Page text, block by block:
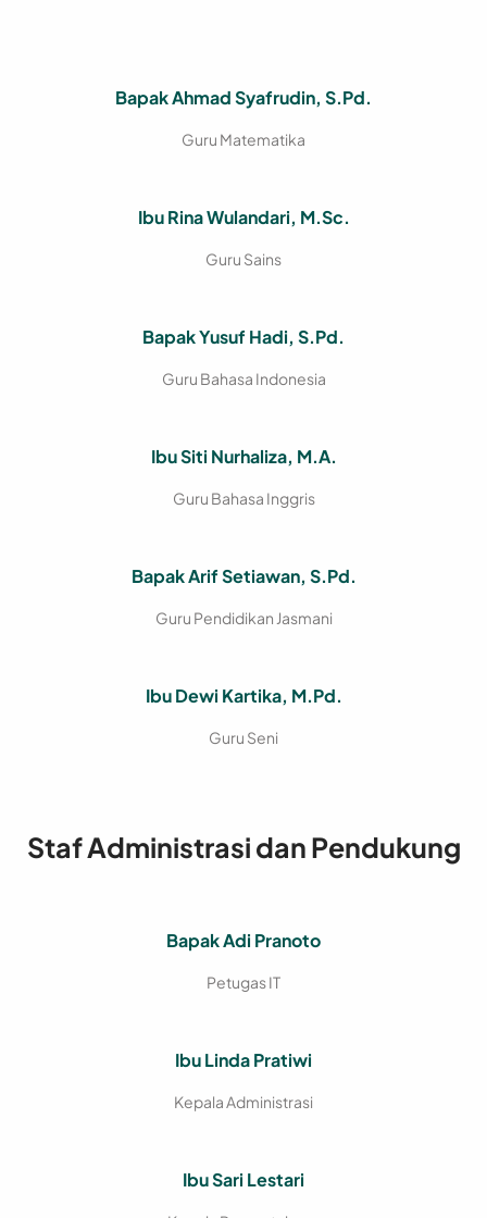
Bapak Ahmad Syafrudin, S.Pd.
Guru Matematika
Ibu Rina Wulandari, M.Sc.
Guru Sains
Bapak Yusuf Hadi, S.Pd.
Guru Bahasa Indonesia
Ibu Siti Nurhaliza, M.A.
Guru Bahasa Inggris
Bapak Arif Setiawan, S.Pd.
Guru Pendidikan Jasmani
Ibu Dewi Kartika, M.Pd.
Guru Seni
Staf Administrasi dan Pendukung
Bapak Adi Pranoto
Petugas IT
Ibu Linda Pratiwi
Kepala Administrasi
Ibu Sari Lestari